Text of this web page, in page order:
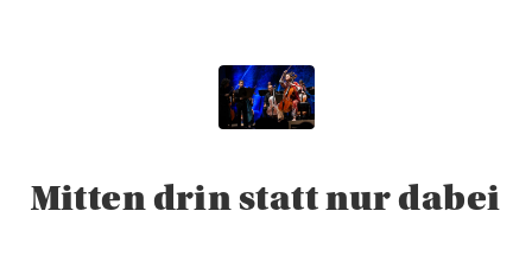
Mitten drin statt nur dabei